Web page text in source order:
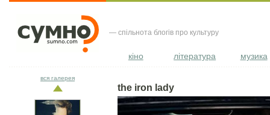
— спільнота блогів про культуру
кіно література музика
the iron lady
вся галерея